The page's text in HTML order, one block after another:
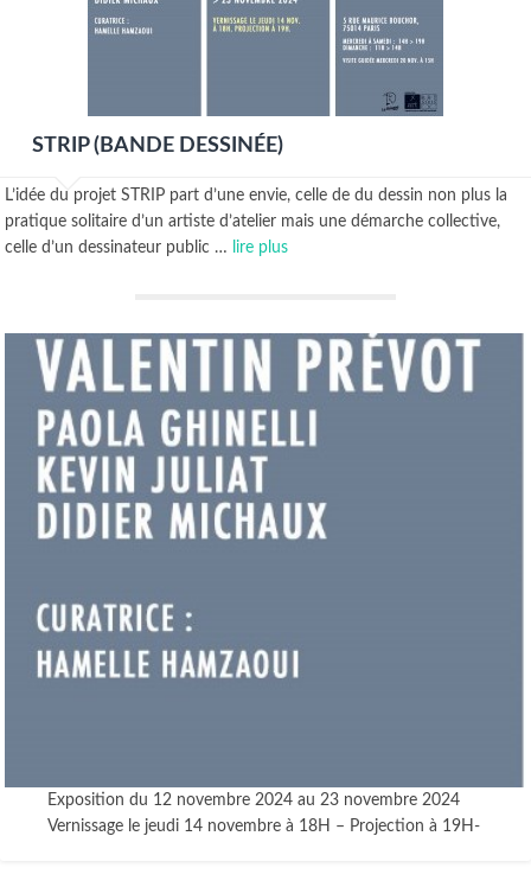
STRIP (BANDE DESSINÉE)
L’idée du projet STRIP part d’une envie, celle de du dessin non plus la
pratique solitaire d’un artiste d’atelier mais une démarche collective,
celle d’un dessinateur public …
lire plus
Exposition du 12 novembre 2024 au 23 novembre 2024
Vernissage le jeudi 14 novembre à 18H – Projection à 19H-